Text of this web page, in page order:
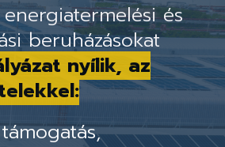
és
beruházásokat
nyílik, az